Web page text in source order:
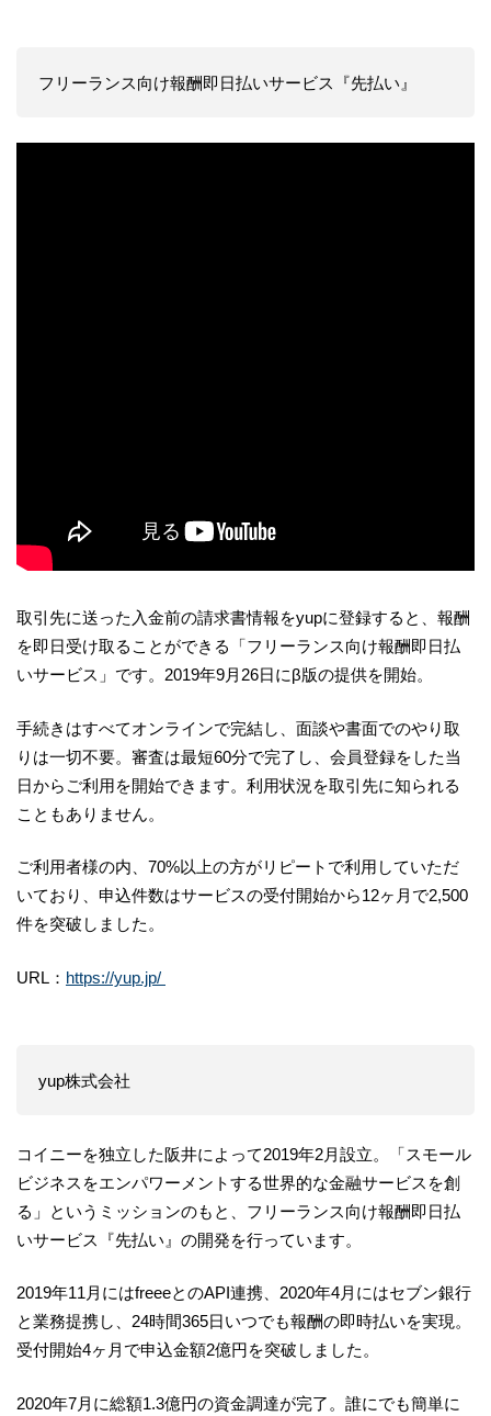
フリーランス向け報酬即日払いサービス『先払い』
取引先に送った入金前の請求書情報をyupに登録すると、報酬
を即日受け取ることができる「フリーランス向け報酬即日払
いサービス」です。2019年9月26日にβ版の提供を開始。
手続きはすべてオンラインで完結し、面談や書面でのやり取
りは一切不要。審査は最短60分で完了し、会員登録をした当
日からご利用を開始できます。利用状況を取引先に知られる
こともありません。
ご利用者様の内、70%以上の方がリピートで利用していただ
いており、申込件数はサービスの受付開始から12ヶ月で2,500
件を突破しました。
URL： https://yup.jp/
yup株式会社
コイニーを独立した阪井によって2019年2月設立。「スモール
ビジネスをエンパワーメントする世界的な金融サービスを創
る」というミッションのもと、フリーランス向け報酬即日払
いサービス『先払い』の開発を行っています。
2019年11月にはfreeeとのAPI連携、2020年4月にはセブン銀行
と業務提携し、24時間365日いつでも報酬の即時払いを実現。
受付開始4ヶ月で申込金額2億円を突破しました。
2020年7月に総額1.3億円の資金調達が完了。誰にでも簡単に